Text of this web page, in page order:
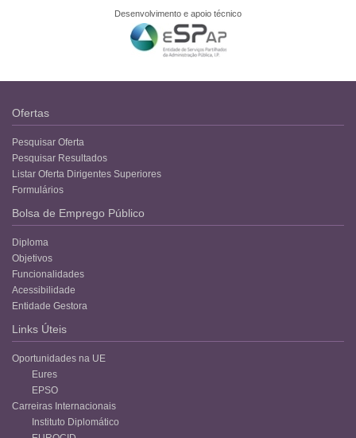
Desenvolvimento e apoio técnico
Ofertas
Pesquisar Oferta
Pesquisar Resultados
Listar Oferta Dirigentes Superiores
Formulários
Bolsa de Emprego Público
Diploma
Objetivos
Funcionalidades
Acessibilidade
Entidade Gestora
Links Úteis
Oportunidades na UE
Eures
EPSO
Carreiras Internacionais
Instituto Diplomático